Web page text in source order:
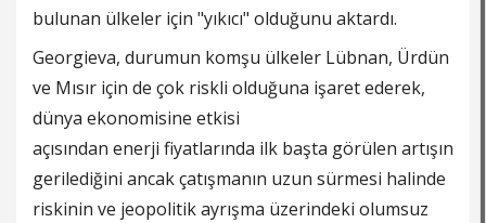
bulunan ülkeler için "yıkıcı" olduğunu aktardı.
Georgieva, durumun komşu ülkeler Lübnan, Ürdün
ve Mısır için de çok riskli olduğuna işaret ederek,
dünya ekonomisine etkisi
açısından enerji fiyatlarında ilk başta görülen artışın
gerilediğini ancak çatışmanın uzun sürmesi halinde
riskinin ve jeopolitik ayrışma üzerindeki olumsuz